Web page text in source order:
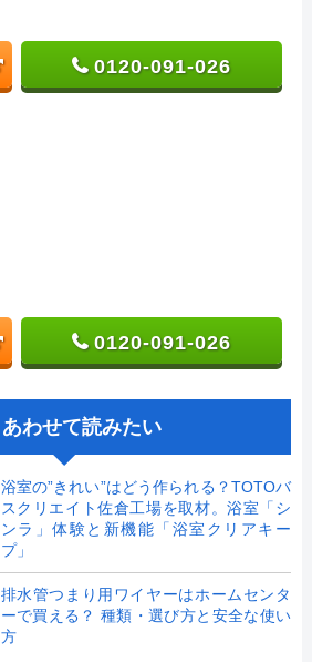
0120-091-026
0120-091-026
あわせて読みたい
浴室の”きれい”はどう作られる？TOTOバ
スクリエイト佐倉工場を取材。浴室「シ
ンラ」体験と新機能「浴室クリアキー
プ」
排水管つまり用ワイヤーはホームセンタ
ーで買える？ 種類・選び方と安全な使い
方